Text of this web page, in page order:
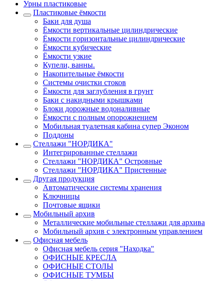
Урны пластиковые
Пластиковые ёмкости
Баки для душа
Ёмкости вертикальные цилиндрические
Ёмкости горизонтальные цилиндрические
Ёмкости кубические
Ёмкости узкие
Купели, ванны.
Накопительные ёмкости
Системы очистки стоков
Ёмкости для заглубления в грунт
Баки с накидными крышками
Блоки дорожные водоналивные
Ёмкости с полным опорожнением
Мобильная туалетная кабина супер Эконом
Поддоны
Стеллажи "НОРДИКА"
Интегрированные стеллажи
Стеллажи "НОРДИКА" Островные
Стеллажи "НОРДИКА" Пристенные
Другая продукция
Автоматические системы хранения
Ключницы
Почтовые ящики
Мобильный архив
Металлические мобильные стеллажи для архива
Мобильный архив с электронным управлением
Офисная мебель
Офисная мебель серия "Находка"
ОФИСНЫЕ КРЕСЛА
ОФИСНЫЕ СТОЛЫ
ОФИСНЫЕ ТУМБЫ